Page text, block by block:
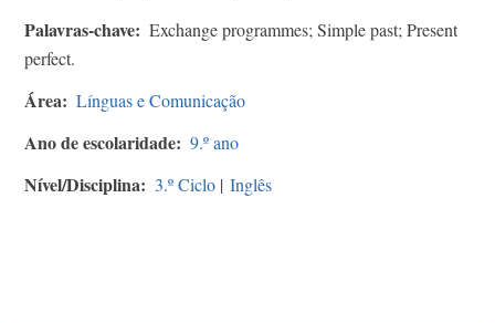
Palavras-chave
Exchange programmes; Simple past; Present
perfect.
Área Línguas e Comunicação
Ano de escolaridade 9.º ano
Nível/Disciplina 3.º Ciclo | Inglês